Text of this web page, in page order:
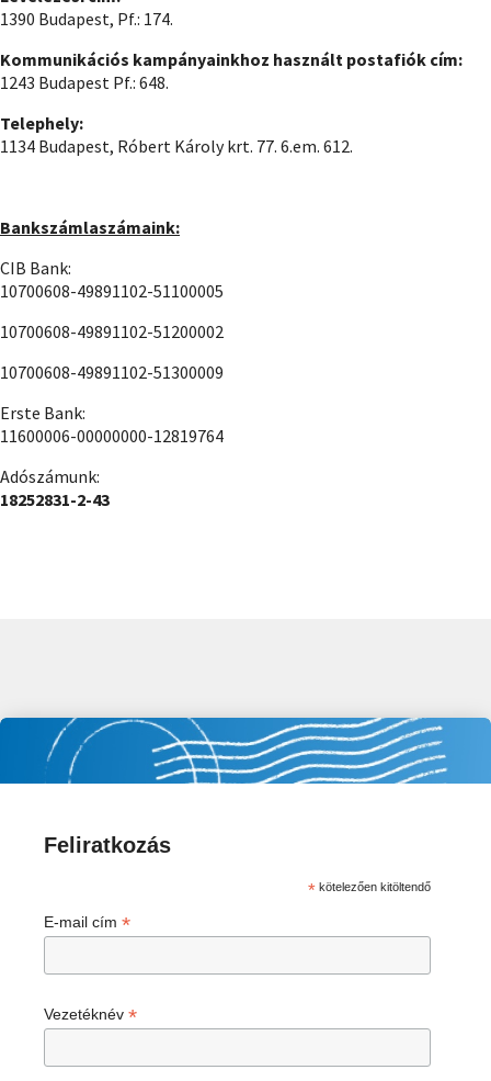
1390 Budapest, Pf.: 174.
Kommunikációs kampányainkhoz használt postafiók cím:
1243 Budapest Pf.: 648.
Telephely:
1134 Budapest, Róbert Károly krt. 77. 6.em. 612.
Bankszámlaszámaink:
CIB Bank:
10700608-49891102-51100005
10700608-49891102-51200002
10700608-49891102-51300009
Erste Bank:
11600006-00000000-12819764
Adószámunk:
18252831-2-43
Feliratkozás
* kötelezően kitöltendő
E-mail cím *
Vezetéknév *